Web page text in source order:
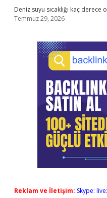
Deniz suyu sıcaklığı kaç
Temmuz 29, 2026
Reklam ve İletişim: Skype: